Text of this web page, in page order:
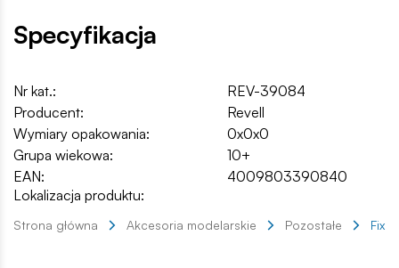
Specyfikacja
Nr kat.:
REV-39084
Producent:
Revell
Wymiary opakowania:
0x0x0
Grupa wiekowa:
10+
EAN:
4009803390840
Lokalizacja produktu:
Strona główna Akcesoria modelarskie Pozostałe Fix